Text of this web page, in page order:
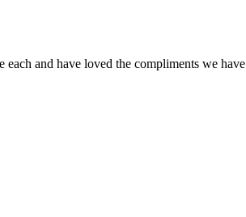
and have loved the compliments we